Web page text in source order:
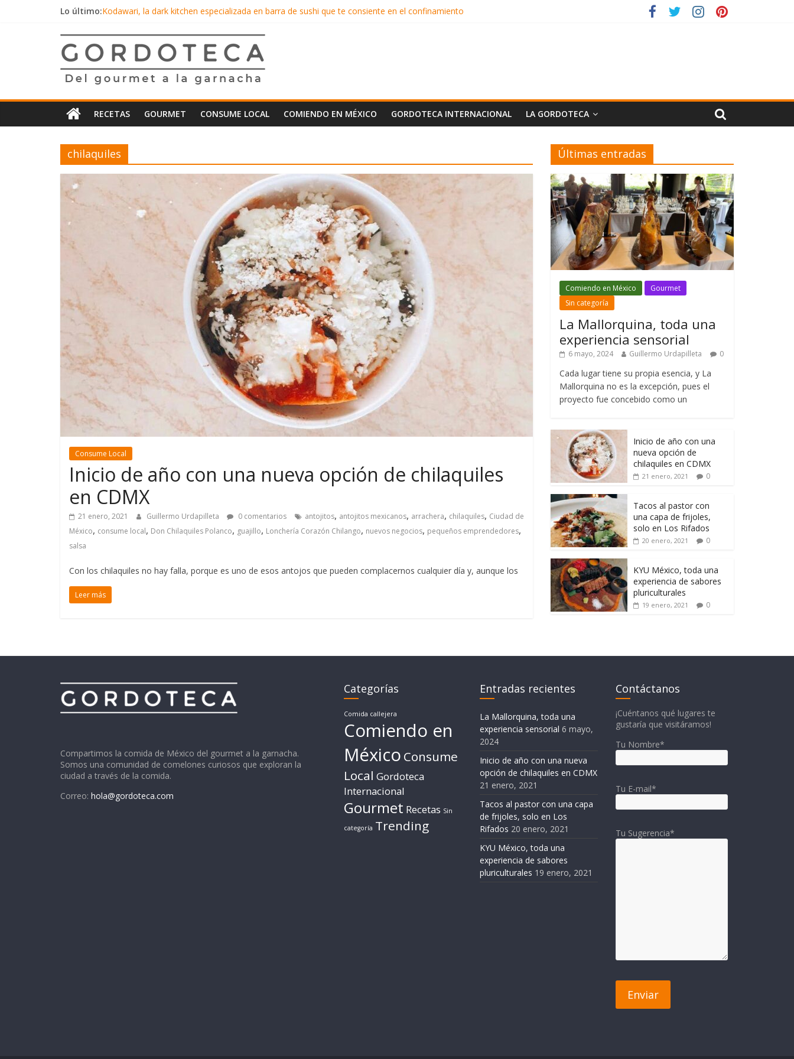
Lo último:Kodawari, la dark kitchen especializada en barra de sushi que te consiente en el confinamiento
Inicio de año con una nueva opción de chilaquiles en CDMX
Tacos al pastor con una capa de frijoles, solo en Los Rifados
KYU México, toda una experiencia de sabores pluriculturales
Gordoteca
Del
gourmet
a
la
garnacha
RECETAS GOURMET CONSUME LOCAL COMIENDO EN MÉXICO GORDOTECA INTERNACIONAL LA GORDOTECA
chilaquiles
Consume Local
Inicio de año con una nueva opción de chilaquiles
en CDMX
21 enero, 2021 Guillermo Urdapilleta 0 comentarios antojitos, antojitos mexicanos, arrachera, chilaquiles, Ciudad de
México, consume local, Don Chilaquiles Polanco, guajillo, Lonchería Corazón Chilango, nuevos negocios, pequeños emprendedores,
salsa
Con los chilaquiles no hay falla, porque es uno de esos antojos que pueden complacernos cualquier día y, aunque los
Leer más
Últimas entradas
Comiendo en México
Gourmet
Sin categoría
La Mallorquina, toda una
experiencia sensorial
6 mayo, 2024 Guillermo Urdapilleta 0
Cada lugar tiene su propia esencia, y La
Mallorquina no es la excepción, pues el
proyecto fue concebido como un
Inicio de año con una
nueva opción de
chilaquiles en CDMX
21 enero, 2021 0
Tacos al pastor con
una capa de frijoles,
solo en Los Rifados
20 enero, 2021 0
KYU México, toda una
experiencia de sabores
pluriculturales
19 enero, 2021 0
Compartimos la comida de México del gourmet a la garnacha.
Somos una comunidad de comelones curiosos que exploran la
ciudad a través de la comida.
Correo: hola@gordoteca.com
Categorías
Comida callejera
Comiendo en
México Consume
Local Gordoteca
Internacional
Gourmet Recetas Sin
categoría Trending
Entradas recientes
La Mallorquina, toda una
experiencia sensorial 6 mayo,
2024
Inicio de año con una nueva
opción de chilaquiles en CDMX
21 enero, 2021
Tacos al pastor con una capa
de frijoles, solo en Los
Rifados 20 enero, 2021
KYU México, toda una
experiencia de sabores
pluriculturales 19 enero, 2021
Contáctanos
¡Cuéntanos qué lugares te
gustaría que visitáramos!
Tu Nombre*
Tu E-mail*
Tu Sugerencia*